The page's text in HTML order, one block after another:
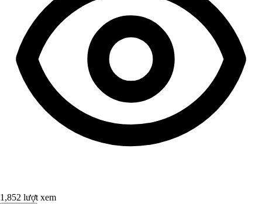
1,852 lượt xem